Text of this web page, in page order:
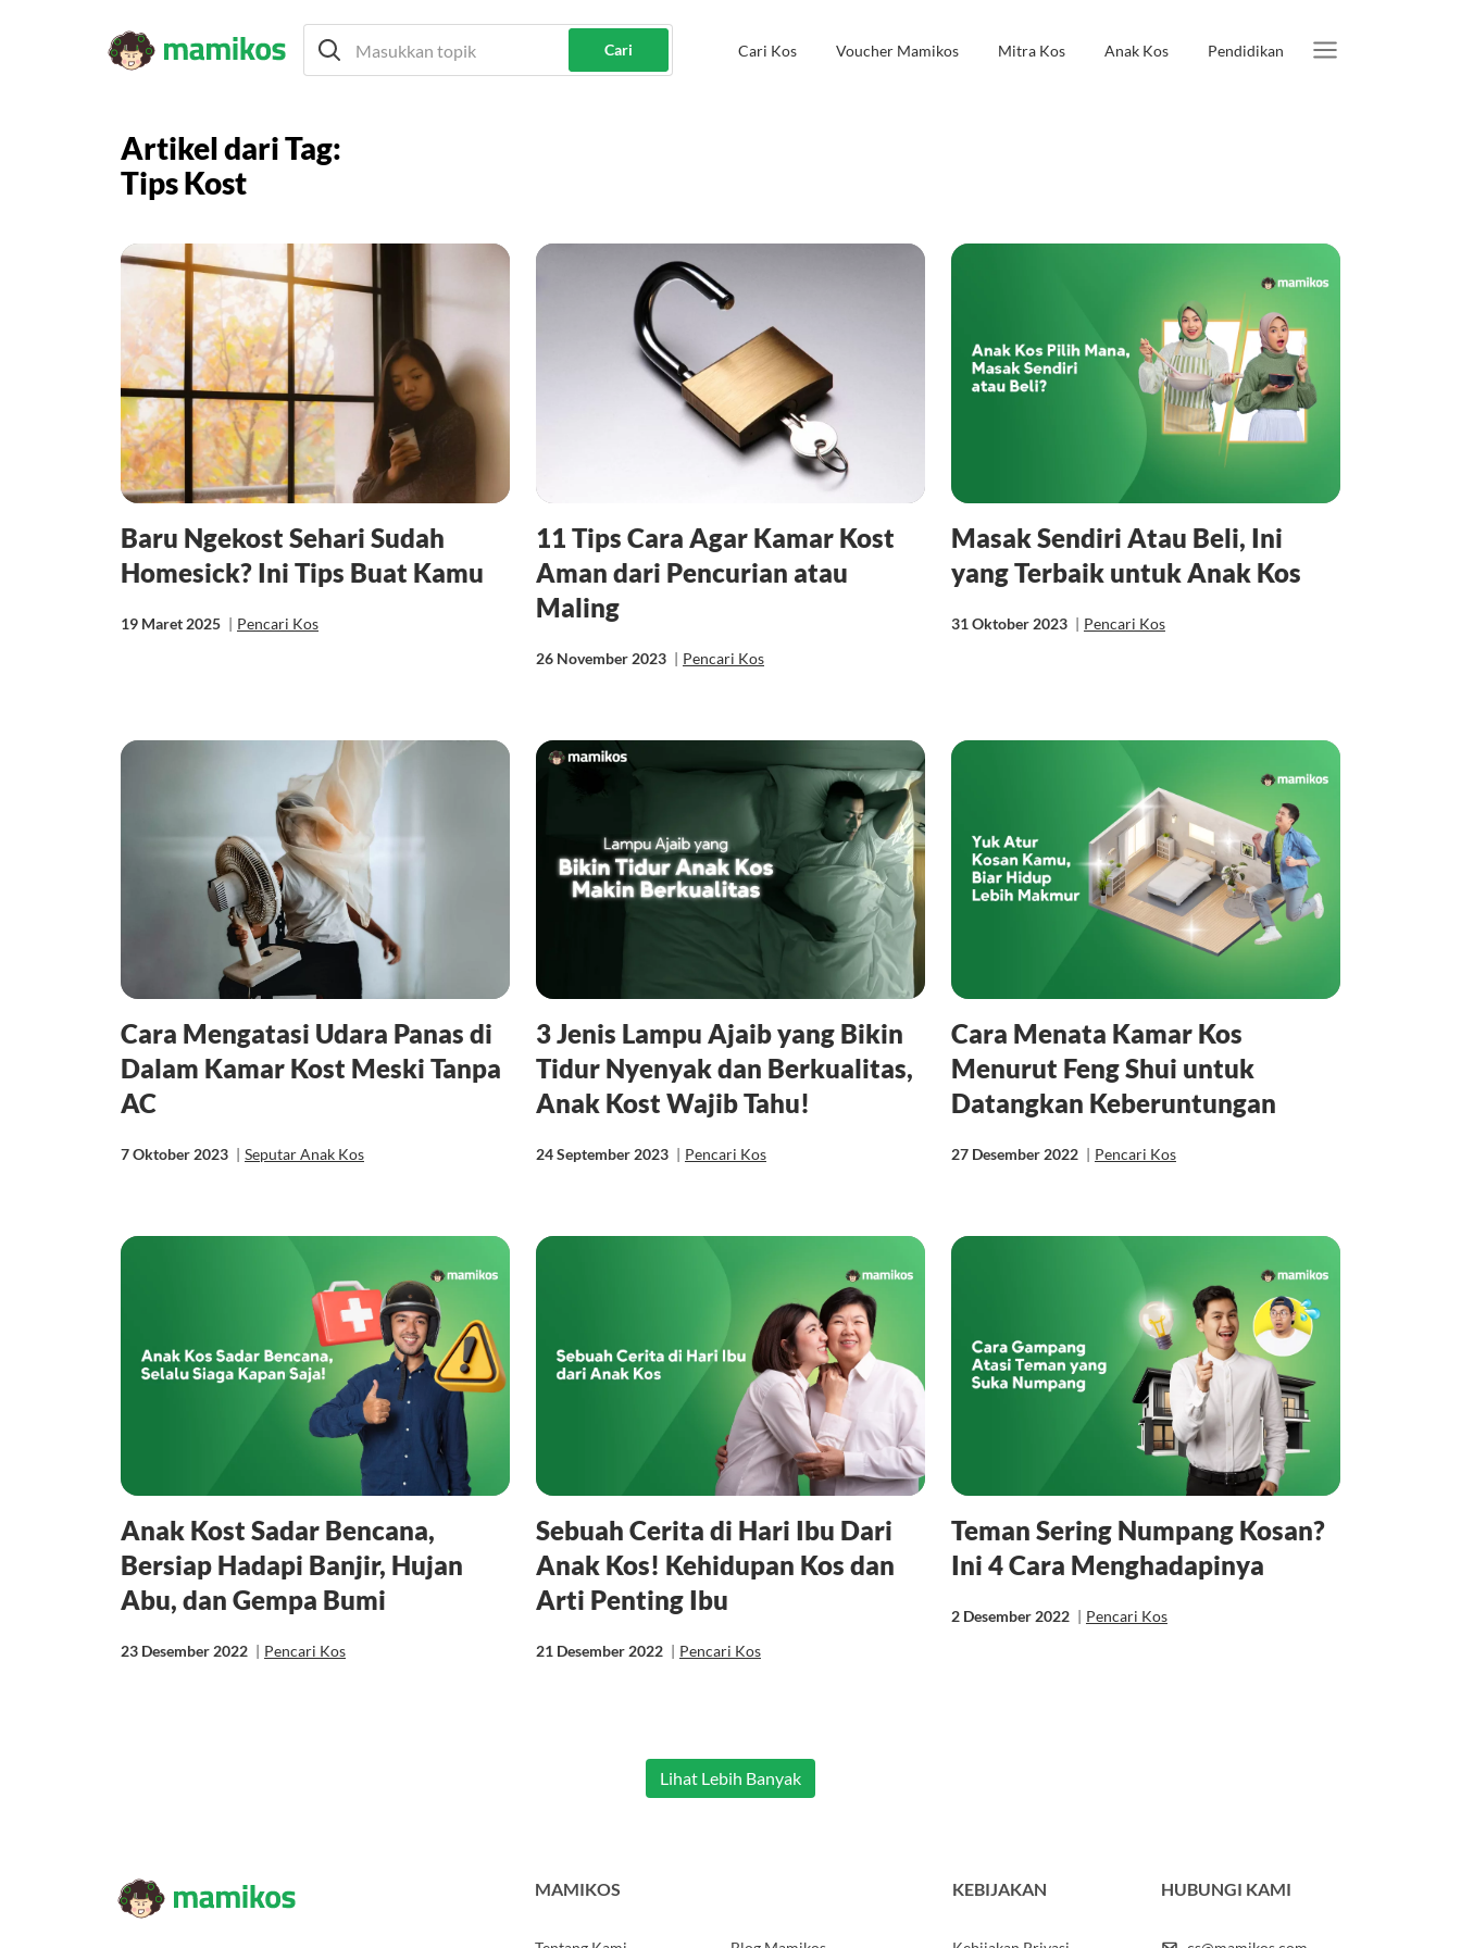
Cari Cari Kos Voucher Mamikos Mitra Kos Anak Kos Pendidikan
Artikel dari Tag:
Tips Kost
Baru Ngekost Sehari Sudah
Homesick? Ini Tips Buat Kamu
19 Maret 2025 | Pencari Kos
11 Tips Cara Agar Kamar Kost
Aman dari Pencurian atau
Maling
26 November 2023 | Pencari Kos
Masak Sendiri Atau Beli, Ini
yang Terbaik untuk Anak Kos
31 Oktober 2023 | Pencari Kos
Cara Mengatasi Udara Panas di
Dalam Kamar Kost Meski Tanpa
AC
7 Oktober 2023 | Seputar Anak Kos
3 Jenis Lampu Ajaib yang Bikin
Tidur Nyenyak dan Berkualitas,
Anak Kost Wajib Tahu!
24 September 2023 | Pencari Kos
Cara Menata Kamar Kos
Menurut Feng Shui untuk
Datangkan Keberuntungan
27 Desember 2022 | Pencari Kos
Anak Kost Sadar Bencana,
Bersiap Hadapi Banjir, Hujan
Abu, dan Gempa Bumi
23 Desember 2022 | Pencari Kos
Sebuah Cerita di Hari Ibu Dari
Anak Kos! Kehidupan Kos dan
Arti Penting Ibu
21 Desember 2022 | Pencari Kos
Teman Sering Numpang Kosan?
Ini 4 Cara Menghadapinya
2 Desember 2022 | Pencari Kos
Lihat Lebih Banyak
MAMIKOS KEBIJAKAN HUBUNGI KAMI